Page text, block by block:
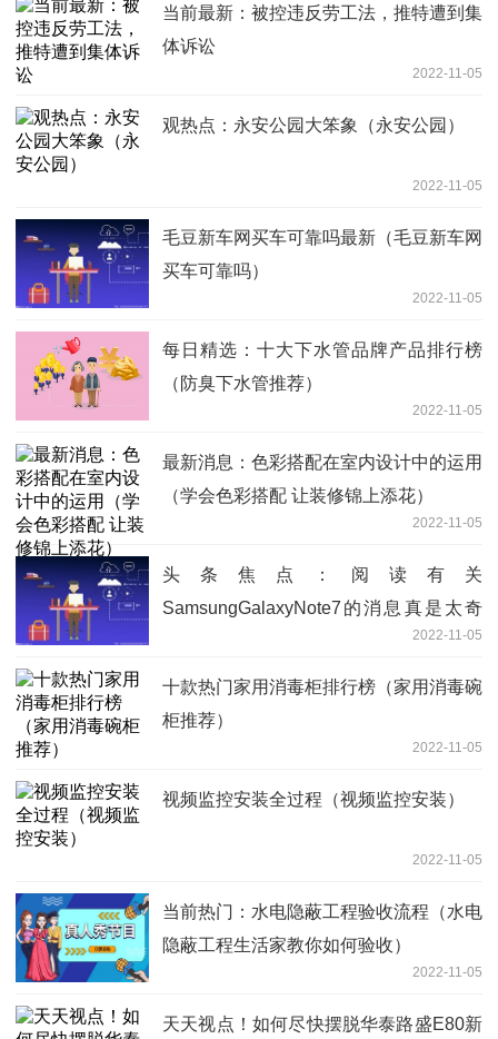
当前最新：被控违反劳工法，推特遭到集
体诉讼
2022-11-05
观热点：永安公园大笨象（永安公园）
2022-11-05
毛豆新车网买车可靠吗最新（毛豆新车网
买车可靠吗）
2022-11-05
每日精选：十大下水管品牌产品排行榜
（防臭下水管推荐）
2022-11-05
最新消息：色彩搭配在室内设计中的运用
（学会色彩搭配 让装修锦上添花）
2022-11-05
头条焦点：阅读有关
SamsungGalaxyNote7的消息真是太奇
2022-11-05
十款热门家用消毒柜排行榜（家用消毒碗
柜推荐）
2022-11-05
视频监控安装全过程（视频监控安装）
2022-11-05
当前热门：水电隐蔽工程验收流程（水电
隐蔽工程生活家教你如何验收）
2022-11-05
天天视点！如何尽快摆脱华泰路盛E80新